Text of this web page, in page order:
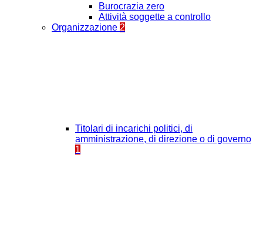
Burocrazia zero
Attività soggette a controllo
Organizzazione 2
Titolari di incarichi politici, di
amministrazione, di direzione o di governo
1